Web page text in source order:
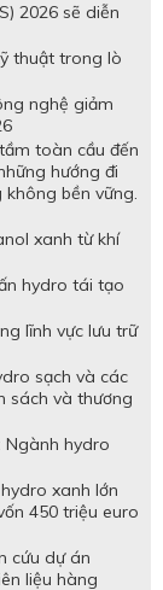
2026 sẽ diễn
thuật trong lò
nghệ giảm
toàn cầu đến
hướng đi
bền vững.
xanh từ khí
hydro tái tạo
lĩnh vực lưu trữ
sạch và các
sách và thương
Ngành hydro
xanh lớn
450 triệu euro
cứu dự án
liệu hàng